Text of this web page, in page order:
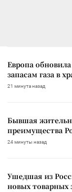
Европа
запасам газа в
21 минута назад
Бывшая
преимущества
24 минуты назад
Ушедшая из
новых товарных